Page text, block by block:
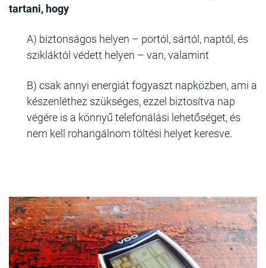
tartani, hogy
A) biztonságos helyen – portól, sártól, naptól, és
szikláktól védett helyen – van, valamint
B) csak annyi energiát fogyaszt napközben, ami a
készenléthez szükséges, ezzel biztosítva nap
végére is a könnyű telefonálási lehetőséget, és
nem kell rohangálnom töltési helyet keresve.